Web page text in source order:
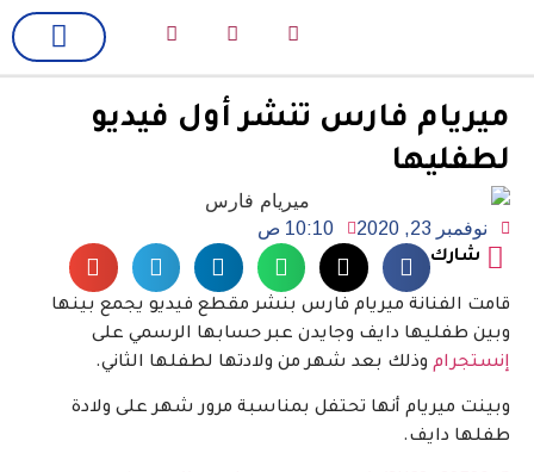
ميريام فارس تنشر أول فيديو
لطفليها
نوفمبر 23, 2020 10:10 ص
شارك
قامت الفنانة ميريام فارس بنشر مقطع فيديو يجمع بينها
وبين طفليها دايف وجايدن عبر حسابها الرسمي على
إنستجرام وذلك بعد شهر من ولادتها لطفلها الثاني.
وبينت ميريام أنها تحتفل بمناسبة مرور شهر على ولادة
طفلها دايف.